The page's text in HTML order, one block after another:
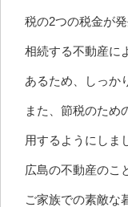
税の2つの税金が
相続する不動産に
あるため、しっか
また、節税のため
用するようにしま
広島の不動産のこ
ご家族での素敵な